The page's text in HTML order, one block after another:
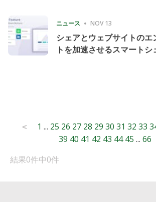
ニュース NOV 13
シェアとウェブサイトのエ
トを加速させるスマートシ
Posts
pagination
< 1 ... 25 26 27 28 29 30 31 32 33
39 40 41 42 43 44 45 ... 66
結果0件中0件